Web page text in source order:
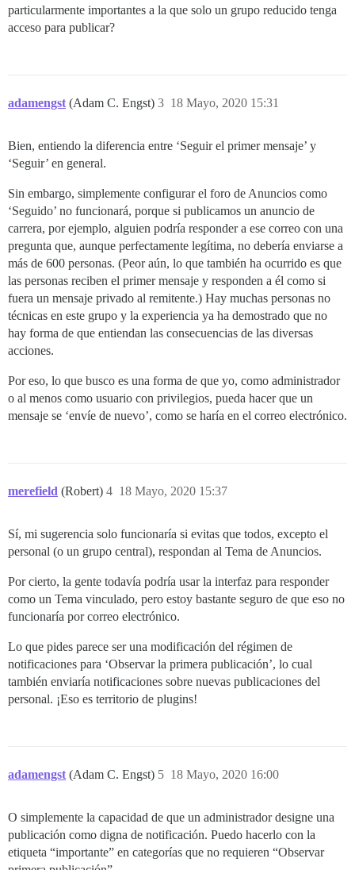
particularmente importantes a la que solo un grupo reducido tenga
acceso para publicar?
adamengst (Adam C. Engst) 18 Mayo, 2020 15:31
3
Bien, entiendo la diferencia entre ‘Seguir el primer mensaje’ y
‘Seguir’ en general.
Sin embargo, simplemente configurar el foro de Anuncios como
‘Seguido’ no funcionará, porque si publicamos un anuncio de
carrera, por ejemplo, alguien podría responder a ese correo con una
pregunta que, aunque perfectamente legítima, no debería enviarse a
más de 600 personas. (Peor aún, lo que también ha ocurrido es que
las personas reciben el primer mensaje y responden a él como si
fuera un mensaje privado al remitente.) Hay muchas personas no
técnicas en este grupo y la experiencia ya ha demostrado que no
hay forma de que entiendan las consecuencias de las diversas
acciones.
Por eso, lo que busco es una forma de que yo, como administrador
o al menos como usuario con privilegios, pueda hacer que un
mensaje se ‘envíe de nuevo’, como se haría en el correo electrónico.
merefield (Robert) 18 Mayo, 2020 15:37
4
Sí, mi sugerencia solo funcionaría si evitas que todos, excepto el
personal (o un grupo central), respondan al Tema de Anuncios.
Por cierto, la gente todavía podría usar la interfaz para responder
como un Tema vinculado, pero estoy bastante seguro de que eso no
funcionaría por correo electrónico.
Lo que pides parece ser una modificación del régimen de
notificaciones para ‘Observar la primera publicación’, lo cual
también enviaría notificaciones sobre nuevas publicaciones del
personal. ¡Eso es territorio de plugins!
adamengst (Adam C. Engst) 18 Mayo, 2020 16:00
5
O simplemente la capacidad de que un administrador designe una
publicación como digna de notificación. Puedo hacerlo con la
etiqueta “importante” en categorías que no requieren “Observar